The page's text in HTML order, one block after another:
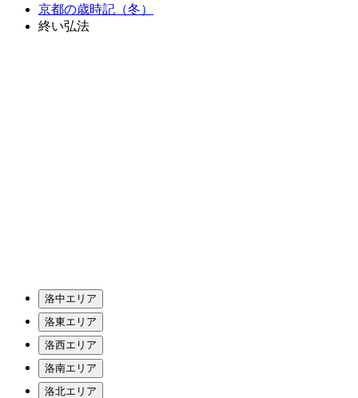
京都の歳時記（冬）
終い弘法
洛中エリア
洛東エリア
洛西エリア
洛南エリア
洛北エリア